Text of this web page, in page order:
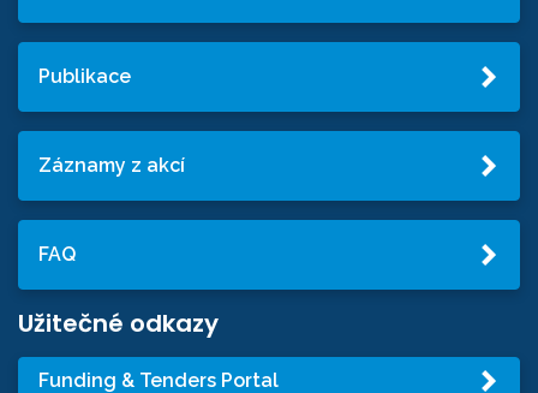
Publikace
Záznamy z akcí
FAQ
Užitečné odkazy
Funding & Tenders Portal